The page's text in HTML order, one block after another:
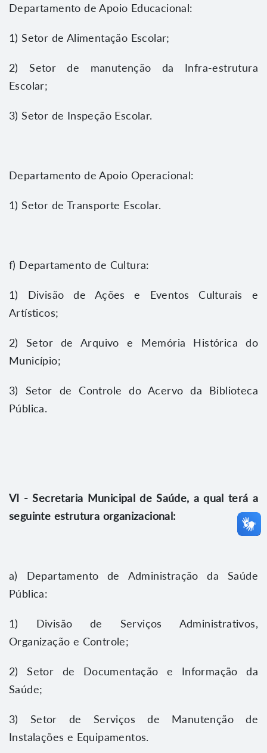
Departamento de Apoio Educacional:
1) Setor de Alimentação Escolar;
2) Setor de manutenção da Infra-estrutura
Escolar;
3) Setor de Inspeção Escolar.
Departamento de Apoio Operacional:
1) Setor de Transporte Escolar.
f) Departamento de Cultura:
1) Divisão de Ações e Eventos Culturais e
Artísticos;
2) Setor de Arquivo e Memória Histórica do
Município;
3) Setor de Controle do Acervo da Biblioteca
Pública.
VI - Secretaria Municipal de Saúde, a qual terá a
seguinte estrutura organizacional:
a) Departamento de Administração da Saúde
Pública:
1) Divisão de Serviços Administrativos,
Organização e Controle;
2) Setor de Documentação e Informação da
Saúde;
3) Setor de Serviços de Manutenção de
Instalações e Equipamentos.